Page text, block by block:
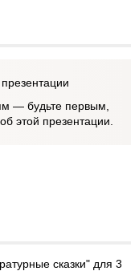
— будьте первым,
этой презентации.
сказки" для 3